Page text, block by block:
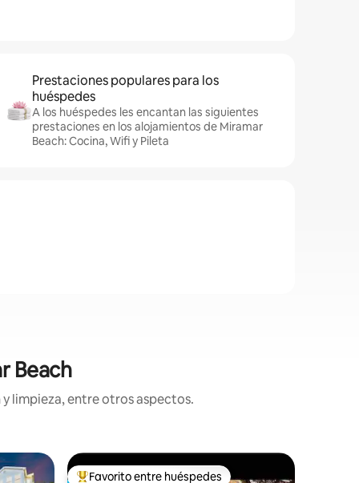
Prestaciones populares para los
huéspedes
A los huéspedes les encantan las siguientes
prestaciones en los alojamientos de Miramar
Beach: Cocina, Wifi y Pileta
Beach
limpieza, entre otros aspectos.
Favorito entre huéspedes